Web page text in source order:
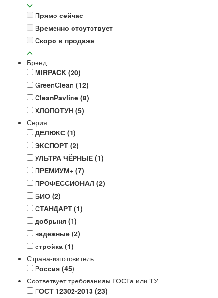
Прямо сейчас
Временно отсутствует
Скоро в продаже
Бренд
MIRPACK (20)
GreenClean (12)
CleanPavline (8)
ХЛОПОТУН (5)
Серия
ДЕЛЮКС (1)
ЭКСПОРТ (2)
УЛЬТРА ЧЁРНЫЕ (1)
ПРЕМИУМ+ (7)
ПРОФЕССИОНАЛ (2)
БИО (2)
СТАНДАРТ (1)
добрыня (1)
надежные (2)
стройка (1)
Страна-изготовитель
Россия (45)
Соответвует требованиям ГОСТа или ТУ
ГОСТ 12302-2013 (23)